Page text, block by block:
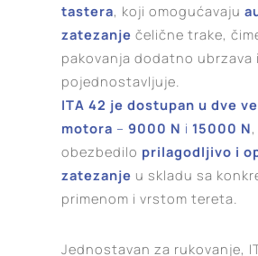
tastera, koji omogućavaju
zatezanje čelične trake,
pakovanja dodatno ubrzava i
pojednostavljuje.
ITA 42 je dostupan u dve
motora – 9000 N i 15000 N
obezbedilo prilagodljivo i
zatezanje u skladu sa
primenom i vrstom tereta.
Jednostavan za rukovanje,